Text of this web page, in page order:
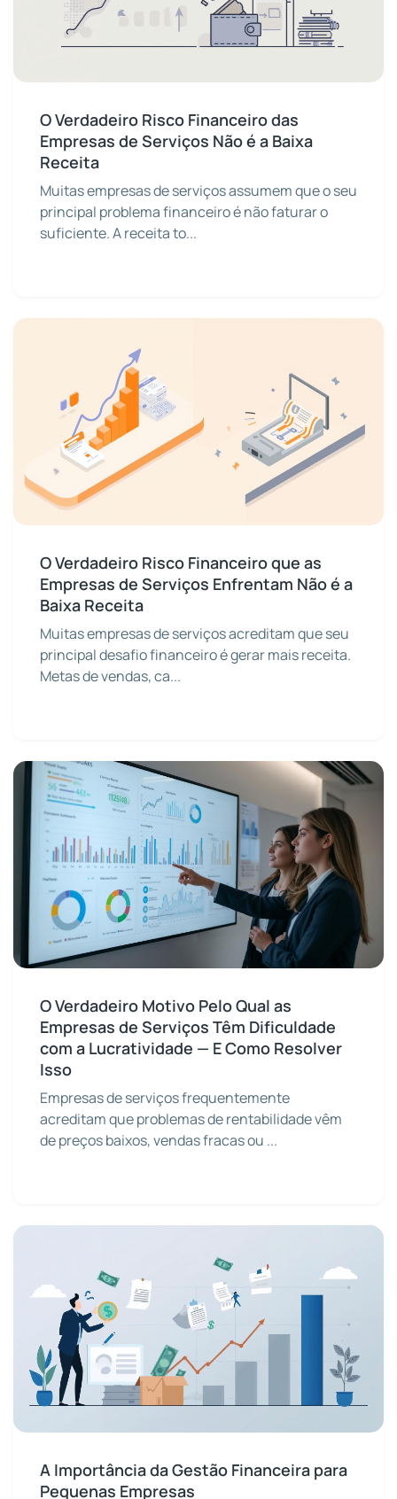
O Verdadeiro Risco Financeiro das
Empresas de Serviços Não é a Baixa
Receita
Muitas empresas de serviços assumem que o seu
principal problema financeiro é não faturar o
suficiente. A receita to...
O Verdadeiro Risco Financeiro que as
Empresas de Serviços Enfrentam Não é a
Baixa Receita
Muitas empresas de serviços acreditam que seu
principal desafio financeiro é gerar mais receita.
Metas de vendas, ca...
O Verdadeiro Motivo Pelo Qual as
Empresas de Serviços Têm Dificuldade
com a Lucratividade — E Como Resolver
Isso
Empresas de serviços frequentemente
acreditam que problemas de rentabilidade vêm
de preços baixos, vendas fracas ou ...
A Importância da Gestão Financeira para
Pequenas Empresas